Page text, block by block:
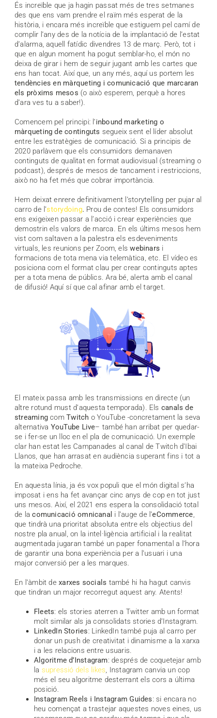
És increïble que ja hagin passat més de tres setmanes
des que ens vam prendre el raïm més esperat de la
història, i encara més increïble que estiguem pel camí de
complir l’any des de la notícia de la implantació de l’estat
d’alarma, aquell fatídic divendres 13 de març. Però, tot i
que en algun moment ha pogut semblar-ho, el món no
deixa de girar i hem de seguir jugant amb les cartes que
ens han tocat. Així que, un any més, aquí us portem les
tendències en màrqueting i comunicació que marcaran
els pròxims mesos (o això esperem, perquè a hores
d’ara ves tu a saber!).
Comencem pel principi: l’inbound marketing o
màrqueting de continguts segueix sent el líder absolut
entre les estratègies de comunicació. Si a principis de
2020 parlàvem que els consumidors demanaven
continguts de qualitat en format audiovisual (streaming o
podcast), després de mesos de tancament i restriccions,
això no ha fet més que cobrar importància.
Hem deixat enrere definitivament l’storytelling per pujar al
carro de l’storydoing. Prou de contes! Els consumidors
ens exigeixen passar a l’acció i crear experiències que
demostrin els valors de marca. En els últims mesos hem
vist com saltaven a la palestra els esdeveniments
virtuals, les reunions per Zoom, elswebinars i
formacions de tota mena via telemàtica, etc. El vídeo es
posiciona com el format clau per crear continguts aptes
per a tota mena de públics. Ara bé, alerta amb el canal
de difusió! Aquí sí que cal afinar amb el target.
El mateix passa amb les transmissions en directe (un
altre rotund must d’aquesta temporada). Els canals de
streaming comTwitch o YouTube -concretament la seva
alternativa YouTube Live– també han arribat per quedar-
se i fer-se un lloc en el pla de comunicació. Un exemple
clar han estat les Campanades al canal de Twitch d’Ibai
Llanos, que han arrasat en audiència superant fins i tot a
la mateixa Pedroche.
En aquesta línia, ja és vox populi que el món digital s’ha
imposat i ens ha fet avançar cinc anys de cop en tot just
uns mesos. Així, el 2021 ens espera la consolidació total
de lacomunicació omnicanal i l’auge de l’eCommerce,
que tindrà una prioritat absoluta entre els objectius del
nostre pla anual, on la intel·ligència artificial i la realitat
augmentada jugaran també un paper fonamental a l’hora
de garantir una bona experiència per a l’usuari i una
major conversió per a les marques.
En l’àmbit dexarxes socials també hi ha hagut canvis
que tindran un major recorregut aquest any. Atents!
Fleets: els stories aterren a Twitter amb un format
molt similar als ja consolidats stories d’Instagram.
LinkedIn Stories: LinkedIn també puja al carro per
donar un push de creativitat i dinamisme a la xarxa
i a les relacions entre usuaris.
Algoritme d’Instagram: després de coquetejar amb
la supressió dels likes, Instagram canvia un cop
més el seu algoritme desterrant els cors a última
posició.
Instagram Reels i Instagram Guides: si encara no
heu començat a trastejar aquestes noves eines, us